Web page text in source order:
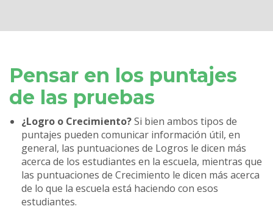
Pensar en los puntajes
de las pruebas
¿Logro o Crecimiento?Si bien ambos tipos de
puntajes pueden comunicar información útil, en
general, las puntuaciones de Logros le dicen más
acerca de los estudiantes en la escuela, mientras que
las puntuaciones de Crecimiento le dicen más acerca
de lo que la escuela está haciendo con esos
estudiantes.